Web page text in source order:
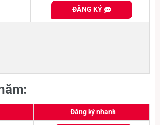
ĐĂNG KÝ
Đăng ký nhanh